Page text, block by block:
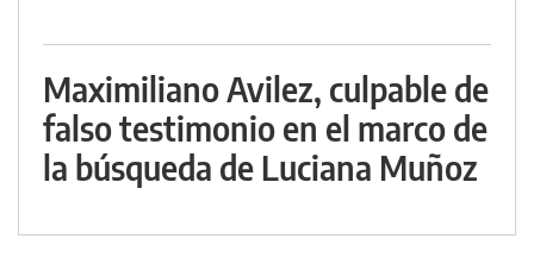
Maximiliano Avilez, culpable de
falso testimonio en el marco de
la búsqueda de Luciana Muñoz